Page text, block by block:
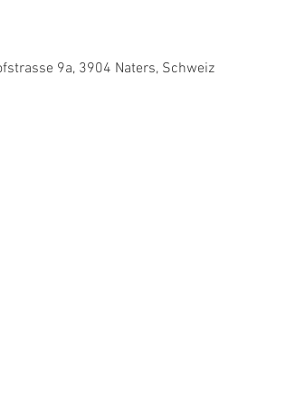
9a, 3904 Naters, Schweiz